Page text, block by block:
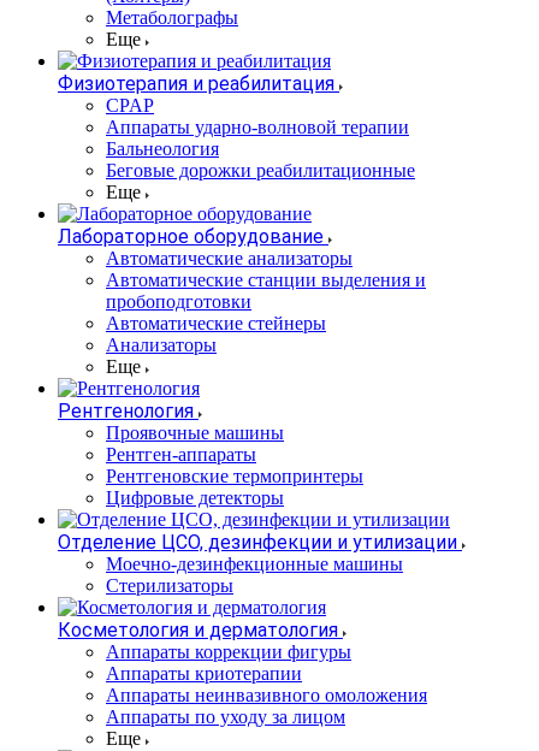
Метаболографы
Еще
Физиотерапия и реабилитация
CPAP
Аппараты ударно-волновой терапии
Бальнеология
Беговые дорожки реабилитационные
Еще
Лабораторное оборудование
Автоматические анализаторы
Автоматические станции выделения и
пробоподготовки
Автоматические стейнеры
Анализаторы
Еще
Рентгенология
Проявочные машины
Рентген-аппараты
Рентгеновские термопринтеры
Цифровые детекторы
Отделение ЦСО, дезинфекции и утилизации
Моечно-дезинфекционные машины
Стерилизаторы
Косметология и дерматология
Аппараты коррекции фигуры
Аппараты криотерапии
Аппараты неинвазивного омоложения
Аппараты по уходу за лицом
Еще